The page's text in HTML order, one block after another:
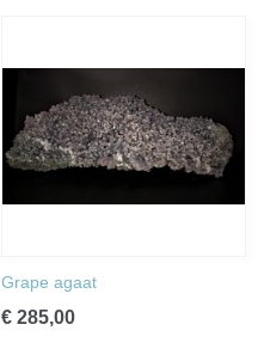
Grape agaat
€ 285,00